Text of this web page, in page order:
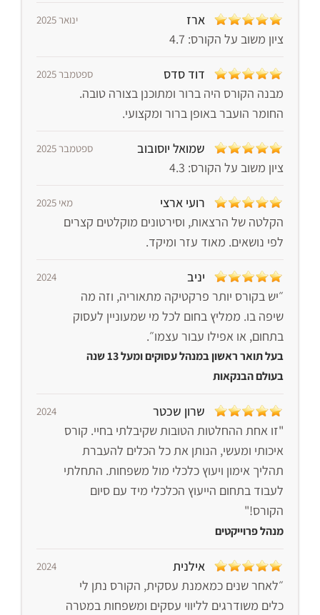
ארז ינואר 2025
ציון משוב על הקורס: 4.7
דוד סדס ספטמבר 2025
מבנה הקורס היה ברור ומתוכנן בצורה טובה.
החומר הועבר באופן ברור ומקצועי.
שמואל יוסובוב ספטמבר 2025
ציון משוב על הקורס: 4.3
רועי ארצי מאי 2025
הקלטה של הרצאות, וסירטונים מוקלטים קצרים
לפי נושאים. מאוד עזר ומיקד.
יניב 2024
״יש בקורס יותר פרקטיקה מתאוריה, וזה מה
שיפה בו. ממליץ בחום לכל מי שמעוניין לעסוק
בתחום, או אפילו עבור עצמו״.
בעל תואר ראשון במנהל עסוקים ומעל 13 שנה
בעולם הבנקאות
שרון שכטר 2024
"זו אחת ההחלטות הטובות שקיבלתי בחיי. קורס
איכותי ומעשי, הנותן את כל הכלים להעברת
תהליך אימון ויעוץ כלכלי מול משפחות. התחלתי
לעבוד בתחום הייעוץ הכלכלי מיד עם סיום
הקורס!"
מנהל פרוייקטים
אילנית 2024
״לאחר שנים כמאמנת עסקית, הקורס נתן לי
כלים משודרגים לליווי עסקים ומשפחות במטרה